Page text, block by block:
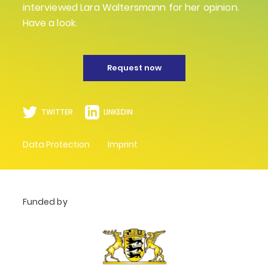
interviewed Lara Waltersmann for her opinion.
Have a look.
Request now
TWITTER LINKEDIN
Data Protection Imprint
Funded by